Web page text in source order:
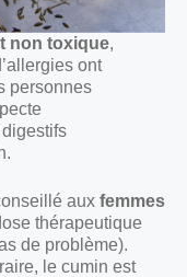
non toxique,
ont
personnes
aux femmes
thérapeutique
de problème).
le cumin est